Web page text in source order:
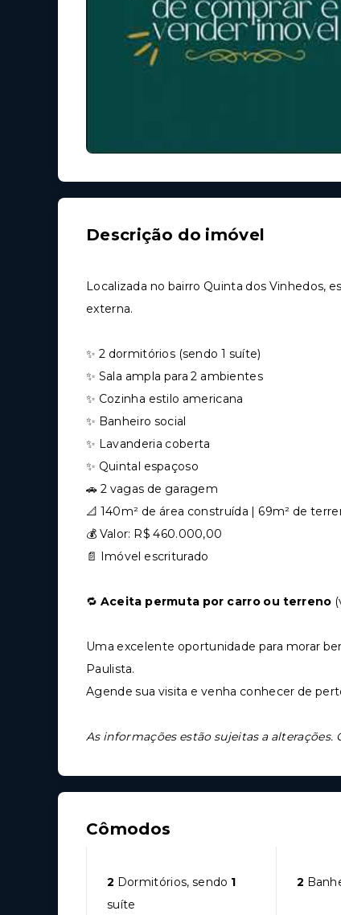
Descrição do imóvel
Localizada no bairro Quinta dos Vinhedos,
externa.
✨ 2 dormitórios (sendo 1 suíte)
✨ Sala ampla para 2 ambientes
✨ Cozinha estilo americana
✨ Banheiro social
✨ Lavanderia coberta
✨ Quintal espaçoso
🚗 2 vagas de garagem
📐 140m² de área construída | 69m² de
💰 Valor: R$ 460.000,00
📄 Imóvel escriturado
🔁 Aceita permuta por carro ou terreno
Uma excelente oportunidade para morar
Paulista.
Agende sua visita e venha conhecer de
As informações estão sujeitas a
Cômodos
2 Dormitórios, sendo 1
suíte
2